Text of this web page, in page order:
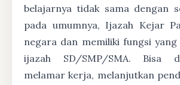
belajarnya tidak sama dengan
pada umumnya, Ijazah Kejar
negara dan memiliki fungsi
ijazah SD/SMP/SMA. Bisa
melamar kerja, melanjutkan